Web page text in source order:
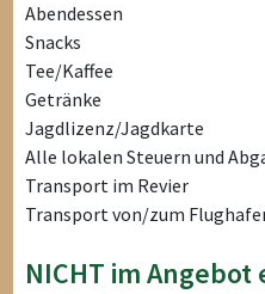
Abendessen
Snacks
Tee/Kaffee
Getränke
Jagdlizenz/Jagdkarte
Alle lokalen Steuern und
Transport im Revier
Transport von/zum
NICHT im